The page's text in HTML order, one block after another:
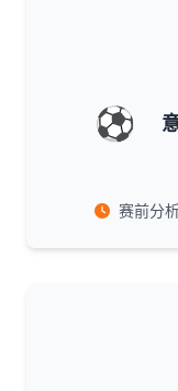
⚽
赛前分